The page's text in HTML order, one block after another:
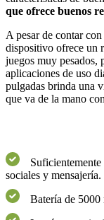
que ofrece buenos
A pesar de contar
dispositivo ofrece un
juegos muy pesados,
aplicaciones de uso
pulgadas brinda una
que va de la mano
sociales y mensajería.
Batería de